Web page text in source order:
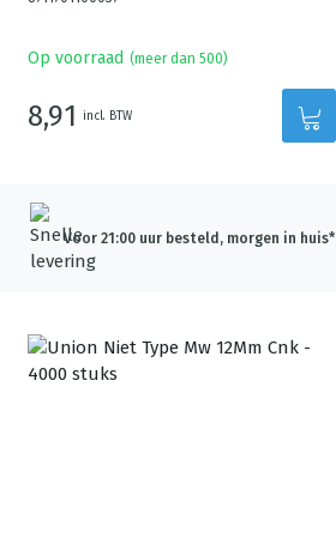
Op voorraad (meer dan 500)
8,91 incl. BTW
Voor 21:00 uur besteld, morgen in huis*